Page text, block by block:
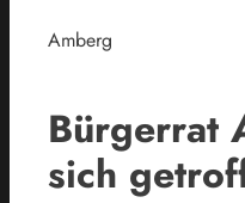
Amberg
Bürgerrat
sich